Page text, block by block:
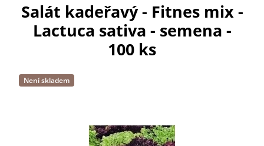
Salát kadeřavý - Fitnes mix -
Lactuca sativa - semena -
100 ks
Není skladem